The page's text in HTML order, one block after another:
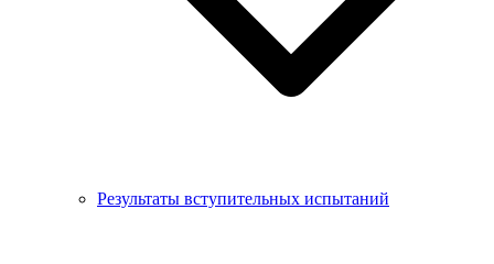
Результаты вступительных испытаний